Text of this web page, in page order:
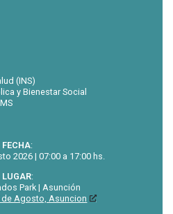
(INS)
y Bienestar Social
FECHA:
2026 | 07:00 a 17:00 hs.
LUGAR:
Park | Asunción
de Agosto, Asuncion